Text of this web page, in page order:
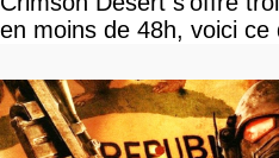
en moins de 48h, voici ce